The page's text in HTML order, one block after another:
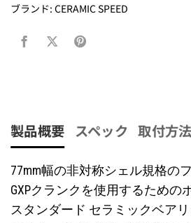
ブランド: CERAMIC SPEED
製品概要 スペック 取付方法
77mm幅の非対称シェル規格の
GXPクランクを使用するための
スタンダード セラミックベア